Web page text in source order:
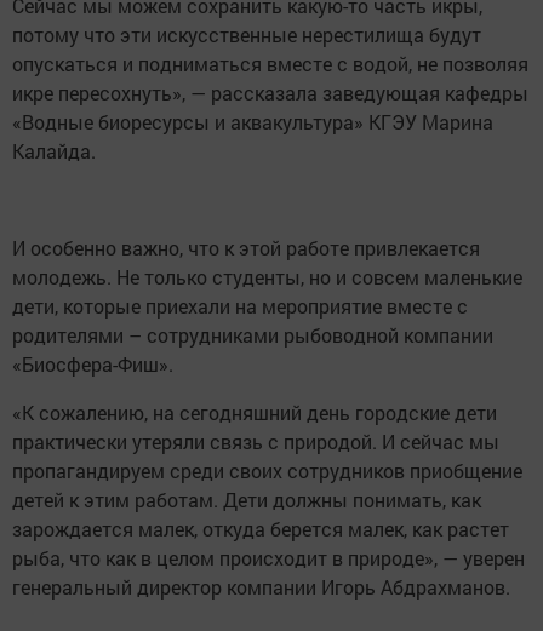
Сейчас мы можем сохранить какую-то часть икры,
потому что эти искусственные нерестилища будут
опускаться и подниматься вместе с водой, не позволяя
икре пересохнуть», — рассказала заведующая кафедры
«Водные биоресурсы и аквакультура» КГЭУ Марина
Калайда.
И особенно важно, что к этой работе привлекается
молодежь. Не только студенты, но и совсем маленькие
дети, которые приехали на мероприятие вместе с
родителями – сотрудниками рыбоводной компании
«Биосфера-Фиш».
«К сожалению, на сегодняшний день городские дети
практически утеряли связь с природой. И сейчас мы
пропагандируем среди своих сотрудников приобщение
детей к этим работам. Дети должны понимать, как
зарождается малек, откуда берется малек, как растет
рыба, что как в целом происходит в природе», — уверен
генеральный директор компании Игорь Абдрахманов.